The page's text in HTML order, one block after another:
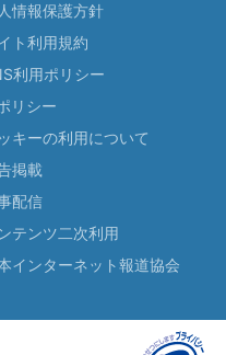
情報保護方針
ト利用規約
利用ポリシー
リシー
キーの利用について
掲載
配信
テンツ二次利用
インターネット報道協会